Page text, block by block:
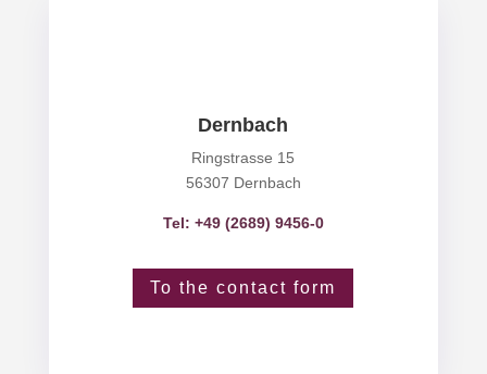
Dernbach
Ringstrasse 15
56307 Dernbach
Tel: +49 (2689) 9456-0
To the contact form